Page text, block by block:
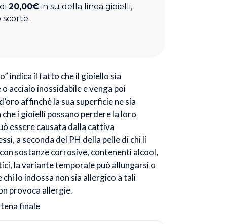
20,00€in su della linea gioielli,
indica il fatto che il gioiello sia
acciaio inossidabile e venga poi
affinchè la sua superficie ne sia
i gioielli possano perdere la loro
essere causata dalla cattiva
a seconda del PH della pelle di chi li
sostanze corrosive, contenenti alcool,
la variante temporale può allungarsi o
chi lo indossa non sia allergico a tali
provoca allergie.
finale